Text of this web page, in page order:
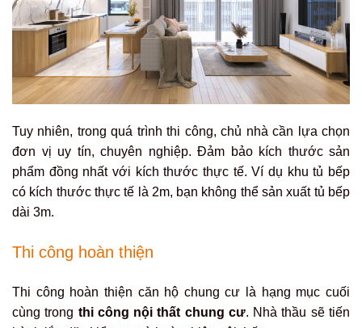
Tuy nhiên, trong quá trình thi công, chủ nhà cần lựa chọn
đơn vị uy tín, chuyên nghiệp. Đảm bảo kích thước sản
phẩm đồng nhất với kích thước thực tế. Ví dụ khu tủ bếp
có kích thước thực tế là 2m, bạn không thể sản xuất tủ bếp
dài 3m.
Thi công hoàn thiện
Thi công hoàn thiện căn hộ chung cư là hạng mục cuối
cùng trong thi công nội thất chung cư. Nhà thầu sẽ tiến